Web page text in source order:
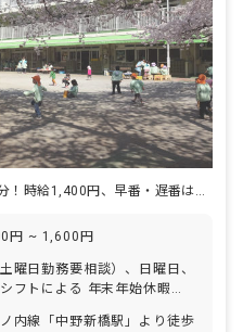
「中野新橋駅」徒歩5分！時給1,400円、早番・遅番は時給1,600円
円 ~ 1,600円
曜日勤務要相談）、日曜日、
フトによる 年末年始休暇
内線「中野新橋駅」より徒歩